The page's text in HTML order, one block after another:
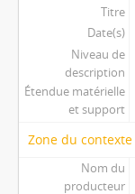
Titre
Date(s)
Niveau de
description
Étendue matérielle
et support
Zone du contexte
Nom du
producteur